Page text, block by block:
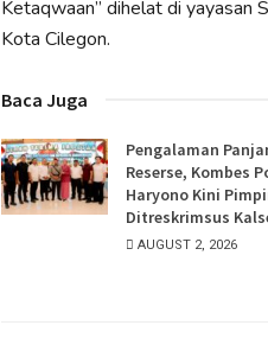
Ketaqwaan” dihelat di yayasan
Kota Cilegon.
Baca Juga
Pengalaman
Reserse, Kombes
Haryono Kini
Ditreskrimsus
AUGUST 2, 2026